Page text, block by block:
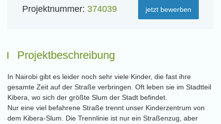
Projektnummer: 374039 jetzt bewerben
Projektbeschreibung
In Nairobi gibt es leider noch sehr viele Kinder, die fast ihre
gesamte Zeit auf der Straße verbringen. Oft leben sie im Stadtteil
Kibera, wo sich der größte Slum der Stadt befindet.
Nur eine viel befahrene Straße trennt unser Kinderzentrum von
dem Kibera-Slum. Die Trennlinie ist nur ein Straßenzug, aber